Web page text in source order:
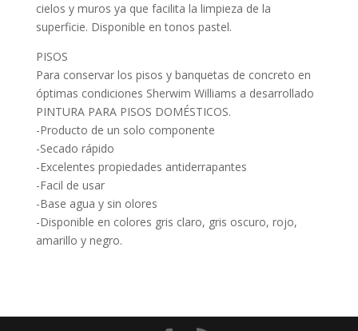
cielos y muros ya que facilita la limpieza de la
superficie. Disponible en tonos pastel.
PISOS
Para conservar los pisos y banquetas de concreto en
óptimas condiciones Sherwim Williams a desarrollado
PINTURA PARA PISOS DOMÉSTICOS.
-Producto de un solo componente
-Secado rápido
-Excelentes propiedades antiderrapantes
-Facil de usar
-Base agua y sin olores
-Disponible en colores gris claro, gris oscuro, rojo,
amarillo y negro.